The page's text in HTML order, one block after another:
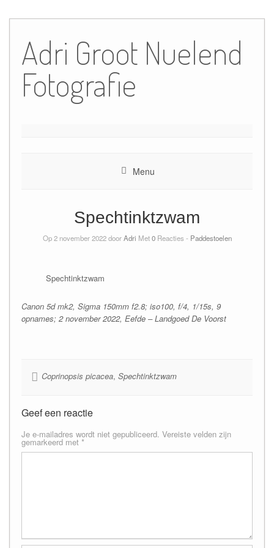
de
inhoud
Adri Groot Nuelend
Fotografie
Menu
Spechtinktzwam
Op 2 november 2022 doorAdri Met0Reacties - Paddestoelen
Spechtinktzwam
Canon 5d mk2, Sigma 150mm f2.8; iso100, f/4, 1/15s, 9
opnames; 2 november 2022, Eefde – Landgoed De Voorst
Coprinopsis picacea, Spechtinktzwam
Geef een reactie
Je e-mailadres wordt niet gepubliceerd. Vereiste velden zijn
gemarkeerd met *